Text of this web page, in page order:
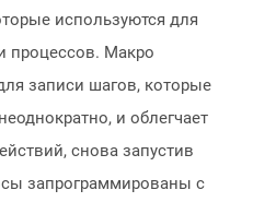
используются для
процессов. Макро
записи шагов, которые
и облегчает
снова запустив
запрограммированы с